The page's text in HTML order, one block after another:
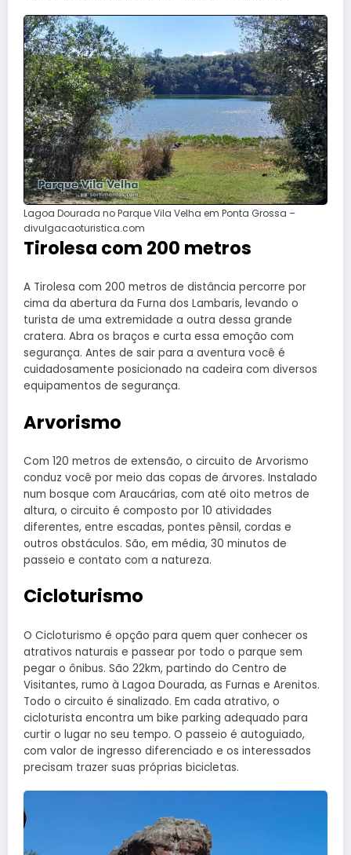
Lagoa Dourada no Parque Vila Velha em Ponta Grossa –
divulgacaoturistica.com
Tirolesa com 200 metros
A Tirolesa com 200 metros de distância percorre por
cima da abertura da Furna dos Lambaris, levando o
turista de uma extremidade a outra dessa grande
cratera. Abra os braços e curta essa emoção com
segurança. Antes de sair para a aventura você é
cuidadosamente posicionado na cadeira com diversos
equipamentos de segurança.
Arvorismo
Com 120 metros de extensão, o circuito de Arvorismo
conduz você por meio das copas de árvores. Instalado
num bosque com Araucárias, com até oito metros de
altura, o circuito é composto por 10 atividades
diferentes, entre escadas, pontes pênsil, cordas e
outros obstáculos. São, em média, 30 minutos de
passeio e contato com a natureza.
Cicloturismo
O Cicloturismo é opção para quem quer conhecer os
atrativos naturais e passear por todo o parque sem
pegar o ônibus. São 22km, partindo do Centro de
Visitantes, rumo à Lagoa Dourada, as Furnas e Arenitos.
Todo o circuito é sinalizado. Em cada atrativo, o
cicloturista encontra um bike parking adequado para
curtir o lugar no seu tempo. O passeio é autoguiado,
com valor de ingresso diferenciado e os interessados
precisam trazer suas próprias bicicletas.